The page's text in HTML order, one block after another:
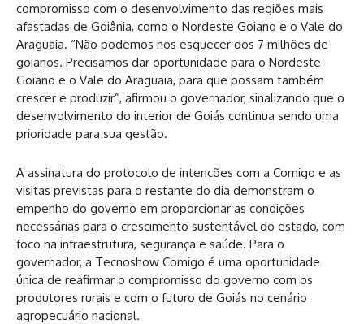
compromisso com o desenvolvimento das regiões mais
afastadas de Goiânia, como o Nordeste Goiano e o Vale do
Araguaia. “Não podemos nos esquecer dos 7 milhões de
goianos. Precisamos dar oportunidade para o Nordeste
Goiano e o Vale do Araguaia, para que possam também
crescer e produzir”, afirmou o governador, sinalizando que o
desenvolvimento do interior de Goiás continua sendo uma
prioridade para sua gestão.
A assinatura do protocolo de intenções com a Comigo e as
visitas previstas para o restante do dia demonstram o
empenho do governo em proporcionar as condições
necessárias para o crescimento sustentável do estado, com
foco na infraestrutura, segurança e saúde. Para o
governador, a Tecnoshow Comigo é uma oportunidade
única de reafirmar o compromisso do governo com os
produtores rurais e com o futuro de Goiás no cenário
agropecuário nacional.